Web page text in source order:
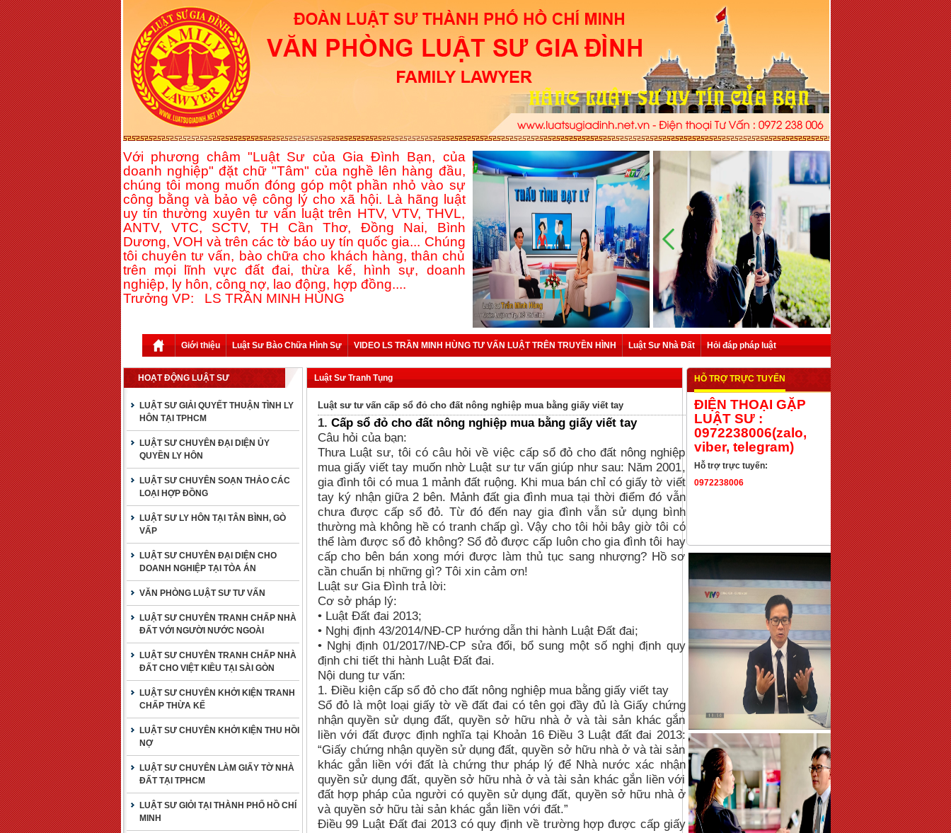
Với phương châm "Luật Sư của Gia Đình Bạn, của
doanh nghiệp" đặt chữ "Tâm" của nghề lên hàng đầu,
chúng tôi mong muốn đóng góp một phần nhỏ vào sự
công bằng và bảo vệ công lý cho xã hội. Là hãng luật
uy tín thường xuyên tư vấn luật trên HTV, VTV, THVL,
ANTV, VTC, SCTV, TH Cần Thơ, Đồng Nai, Bình
Dương, VOH và trên các tờ báo uy tín quốc gia... Chúng
tôi chuyên tư vấn, bào chữa cho khách hàng, thân chủ
trên mọi lĩnh vực đất đai, thừa kế, hình sự, doanh
nghiệp, ly hôn, công nợ, lao động, hợp đồng....
Trưởng VP: LS TRẦN MINH HÙNG
Giới thiệu Luật Sư Bào Chữa Hình Sự VIDEO LS TRẦN MINH HÙNG TƯ VẤN LUẬT TRÊN TRUYỀN HÌNH Luật Sư Nhà Đất Hỏi đáp pháp luật
HOẠT ĐỘNG LUẬT SƯ
LUẬT SƯ GIẢI QUYẾT THUẬN TÌNH LY
HÔN TẠI TPHCM
LUẬT SƯ CHUYÊN ĐẠI DIỆN ỦY
QUYỀN LY HÔN
LUẬT SƯ CHUYÊN SOẠN THẢO CÁC
LOẠI HỢP ĐỒNG
LUẬT SƯ LY HÔN TẠI TÂN BÌNH, GÒ
VẤP
LUẬT SƯ CHUYÊN ĐẠI DIỆN CHO
DOANH NGHIỆP TẠI TÒA ÁN
VĂN PHÒNG LUẬT SƯ TƯ VẤN
LUẬT SƯ CHUYÊN TRANH CHẤP NHÀ
ĐẤT VỚI NGƯỜI NƯỚC NGOÀI
LUẬT SƯ CHUYÊN TRANH CHẤP NHÀ
ĐẤT CHO VIỆT KIỀU TẠI SÀI GÒN
LUẬT SƯ CHUYÊN KHỞI KIỆN TRANH
CHẤP THỪA KẾ
LUẬT SƯ CHUYÊN KHỞI KIỆN THU HỒI
NỢ
LUẬT SƯ CHUYÊN LÀM GIẤY TỜ NHÀ
ĐẤT TẠI TPHCM
LUẬT SƯ GIỎI TẠI THÀNH PHỐ HỒ CHÍ
MINH
Luật Sư Tranh Tụng
Luật sư tư vấn cấp sổ đỏ cho đất nông nghiệp mua bằng giấy viết tay
1. Cấp sổ đỏ cho đất nông nghiệp mua bằng giấy viết tay
Câu hỏi của bạn:
Thưa Luật sư, tôi có câu hỏi về việc cấp sổ đỏ cho đất nông nghiệp
mua giấy viết tay muốn nhờ Luật sư tư vấn giúp như sau: Năm 2001,
gia đình tôi có mua 1 mảnh đất ruộng. Khi mua bán chỉ có giấy tờ viết
tay ký nhận giữa 2 bên. Mảnh đất gia đình mua tại thời điểm đó vẫn
chưa được cấp sổ đỏ. Từ đó đến nay gia đình vẫn sử dụng bình
thường mà không hề có tranh chấp gì. Vậy cho tôi hỏi bây giờ tôi có
thể làm được sổ đỏ không? Sổ đỏ được cấp luôn cho gia đình tôi hay
cấp cho bên bán xong mới được làm thủ tục sang nhượng? Hồ sơ
cần chuẩn bị những gì? Tôi xin cảm ơn!
Luật sư Gia Đình trả lời:
Cơ sở pháp lý:
• Luật Đất đai 2013;
• Nghị định 43/2014/NĐ-CP hướng dẫn thi hành Luật Đất đai;
• Nghị định 01/2017/NĐ-CP sửa đổi, bổ sung một số nghị định quy
định chi tiết thi hành Luật Đất đai.
Nội dung tư vấn:
1. Điều kiện cấp sổ đỏ cho đất nông nghiệp mua bằng giấy viết tay
Sổ đỏ là một loại giấy tờ về đất đai có tên gọi đầy đủ là Giấy chứng
nhận quyền sử dụng đất, quyền sở hữu nhà ở và tài sản khác gắn
liền với đất được định nghĩa tại Khoản 16 Điều 3 Luật đất đai 2013:
“Giấy chứng nhận quyền sử dụng đất, quyền sở hữu nhà ở và tài sản
khác gắn liền với đất là chứng thư pháp lý để Nhà nước xác nhận
quyền sử dụng đất, quyền sở hữu nhà ở và tài sản khác gắn liền với
đất hợp pháp của người có quyền sử dụng đất, quyền sở hữu nhà ở
và quyền sở hữu tài sản khác gắn liền với đất.”
Điều 99 Luật Đất đai 2013 có quy định về trường hợp được cấp giấy
HỖ TRỢ TRỰC TUYẾN
ĐIỆN THOẠI GẶP
LUẬT SƯ :
0972238006(zalo,
viber, telegram)
Hỗ trợ trực tuyến:
0972238006